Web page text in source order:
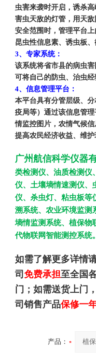
虫害来袭时开启，诱杀
害虫天敌的灯管，用天
安全范围时，管理平台
昆虫性信息素、诱虫板
3、专家系统：
该系统将省市县的病虫
可将自己的防虫、治虫
4、信息管理平台：
本平台具有分管层级、
疫局等）通过该信息管
情监控图片，农情气候
提高农民经济收益、维
广州航信科学仪器
类检测仪、油质检测仪
仪、土壤墒情速测仪、
仪、杀虫灯、粘虫板等
溯系统、农业环境监测
墒情监测系统、植保物
代物联网智能测控系统
如需了解更多详情
司免费承担至全国
门；如需送货上门
司销售产品保修一
产品：